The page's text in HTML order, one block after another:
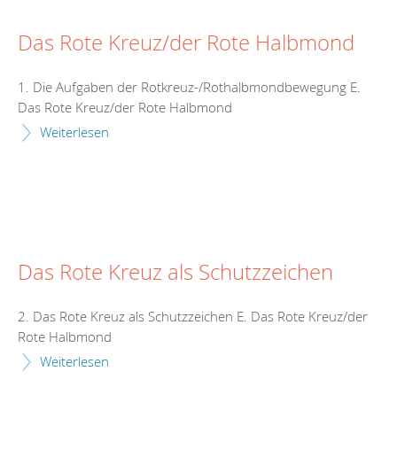
Das Rote Kreuz/der Rote Halbmond
1. Die Aufgaben der Rotkreuz-/Rothalbmondbewegung E.
Das Rote Kreuz/der Rote Halbmond
Weiterlesen
Das Rote Kreuz als Schutzzeichen
2. Das Rote Kreuz als Schutzzeichen E. Das Rote Kreuz/der
Rote Halbmond
Weiterlesen